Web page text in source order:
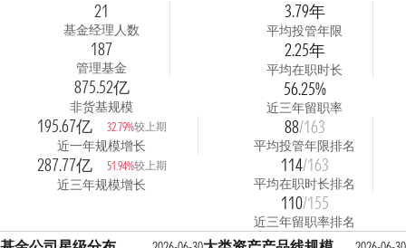
21
基金经理人数
187
管理基金
875.52亿
非货基规模
195.67亿 32.79%较上期
近一年规模增长
287.77亿 51.94%较上期
近三年规模增长
3.79年
平均投管年限
2.25年
平均在职时长
56.25%
近三年留职率
88/163
平均投管年限排名
114/163
平均在职时长排名
110/155
近三年留职率排名